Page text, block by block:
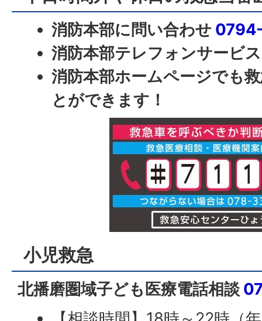
消防本部に問い合わせ
消防本部テレフォンサービ
消防本部ホームページでも
とができます！
小児救急
北播磨圏域子ども医療電話相談